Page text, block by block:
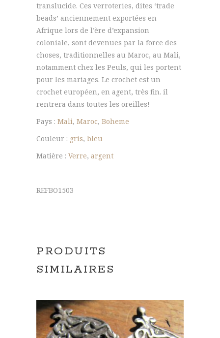
translucide. Ces verroteries, dites ‘trade
beads’ anciennement exportées en
Afrique lors de l’ère d’expansion
coloniale, sont devenues par la force des
choses, traditionnelles au Maroc, au Mali,
notamment chez les Peuls, qui les portent
pour les mariages. Le crochet est un
crochet européen, en agent, très fin. il
rentrera dans toutes les oreilles!
Pays : Mali, Maroc, Boheme
Couleur : gris, bleu
Matière : Verre, argent
REFBO1503
PRODUITS
SIMILAIRES